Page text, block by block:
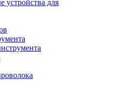
устройства для